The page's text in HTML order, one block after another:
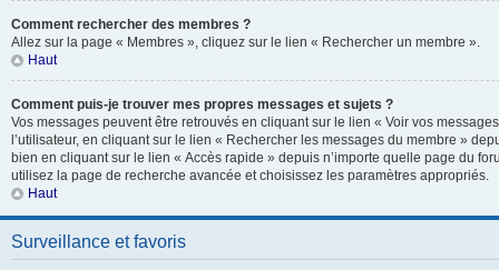
Comment rechercher des membres ?
Allez sur la page « Membres », cliquez sur le lien « Rechercher un membre ».
Haut
Comment puis-je trouver mes propres messages et sujets ?
Vos messages peuvent être retrouvés en cliquant sur le lien « Voir vos
l’utilisateur, en cliquant sur le lien « Rechercher les messages du membre »
bien en cliquant sur le lien « Accès rapide » depuis n’importe quelle page du
utilisez la page de recherche avancée et choisissez les paramètres appropriés.
Haut
Surveillance et favoris